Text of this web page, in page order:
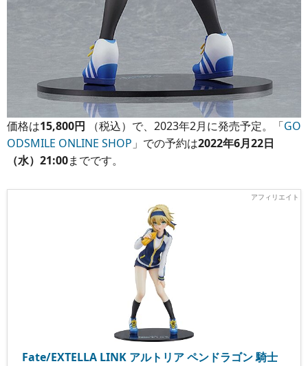
価格は15,800円 （税込）で、2023年2月に発売予定。「GO
ODSMILE ONLINE SHOP 」での予約は2022年6月22日
（水）21:00までです。
Fate/EXTELLA LINK アルトリア ペンドラゴン 騎士